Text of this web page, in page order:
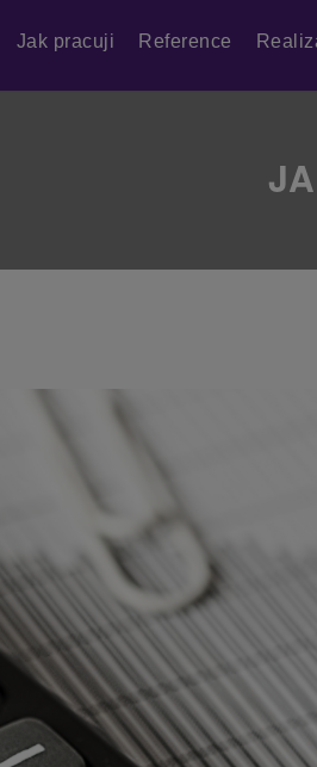
Jak pracuji Reference